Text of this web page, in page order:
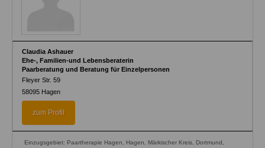
Claudia Ashauer
Ehe-, Familien-und Lebensberaterin
Paarberatung und Beratung für Einzelpersonen
Fleyer Str. 59
58095 Hagen
zum Profil
Einzugsgebiet: Paartherapie Hagen, Hagen, Märkischer Kreis, Dortmund,